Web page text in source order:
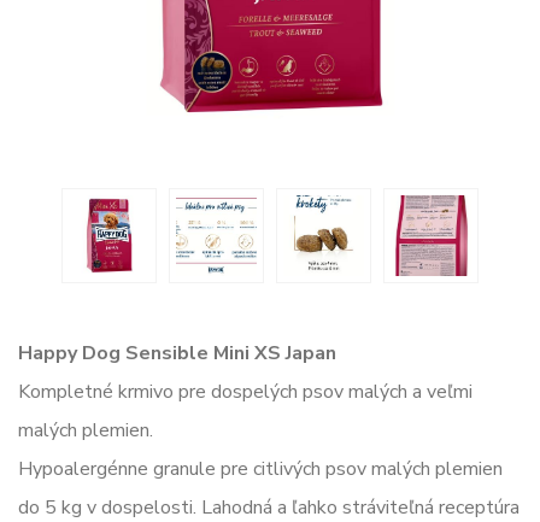
Happy Dog Sensible Mini XS Japan
Kompletné krmivo pre dospelých psov malých a veľmi
malých plemien.
Hypoalergénne granule pre citlivých psov malých plemien
do 5 kg v dospelosti. Lahodná a ľahko stráviteľná receptúra